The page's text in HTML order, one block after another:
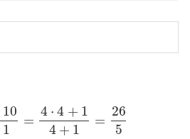
10
1
=
4 ⋅ 4 + 1
4 + 1
=
26
5